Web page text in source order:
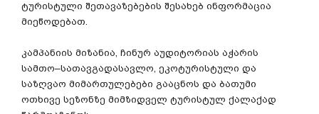
ტურისტული შეთავაზებების შესახებ ინფორმაცია
მიეწოდებათ.
კამპანიის მიზანია ჩინურ აუდიტორიას აჭარის
სამთო–სათავგადასავლო ეკოტურისტული და
საზღვაო მიმართულებები გააცნოს და ბათუმი
ოთხივე სეზონზე მიმზიდველ ტურისტულ ქალაქად